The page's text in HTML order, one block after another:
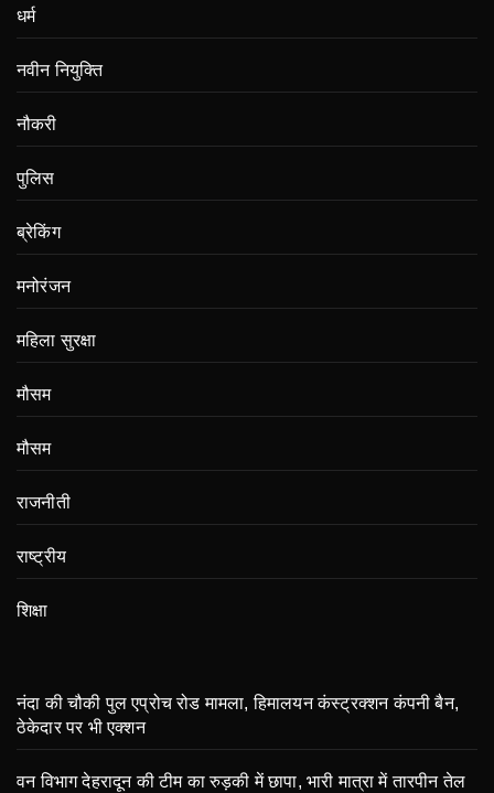
धर्म
नवीन नियुक्ति
नौकरी
पुलिस
ब्रेकिंग
मनोरंजन
महिला सुरक्षा
मौसम
मौसम
राजनीती
राष्ट्रीय
शिक्षा
नंदा की चौकी पुल एप्रोच रोड मामला, हिमालयन कंस्ट्रक्शन कंपनी बैन,
ठेकेदार पर भी एक्शन
वन विभाग देहरादून की टीम का रुड़की में छापा, भारी मात्रा में तारपीन तेल